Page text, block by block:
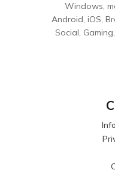
Windows,
Android, iOS,
Social,